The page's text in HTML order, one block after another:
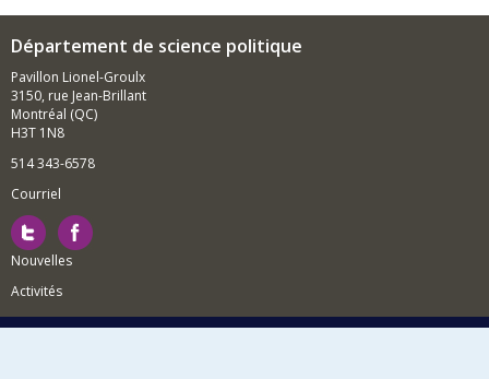
Département de science politique
Pavillon Lionel-Groulx
3150, rue Jean-Brillant
Montréal (QC)
H3T 1N8
514 343-6578
Courriel
Nouvelles
Activités